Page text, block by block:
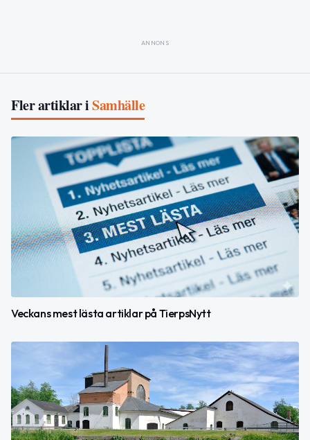
ANNONS
Fler artiklar iSamhälle
Veckans mest lästa artiklar på TierpsNytt